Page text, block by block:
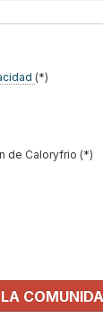
(*)
de Caloryfrio (*)